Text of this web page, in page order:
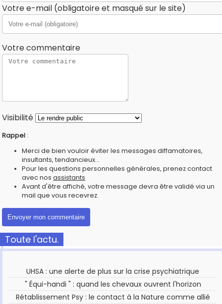
Votre e-mail (obligatoire et masqué sur le site)
Votre commentaire
Visibilité
Rappel :
Merci de bien vouloir éviter les messages diffamatoires,
insultants, tendancieux...
Pour les questions personnelles générales, prenez contact
avec nos assistants
Avant d'être affiché, votre message devra être validé via un
mail que vous recevrez.
Toute l'actu.
UHSA : une alerte de plus sur la crise psychiatrique
" Équi-handi " : quand les chevaux ouvrent l'horizon
Rétablissement Psy : le contact à la Nature comme allié